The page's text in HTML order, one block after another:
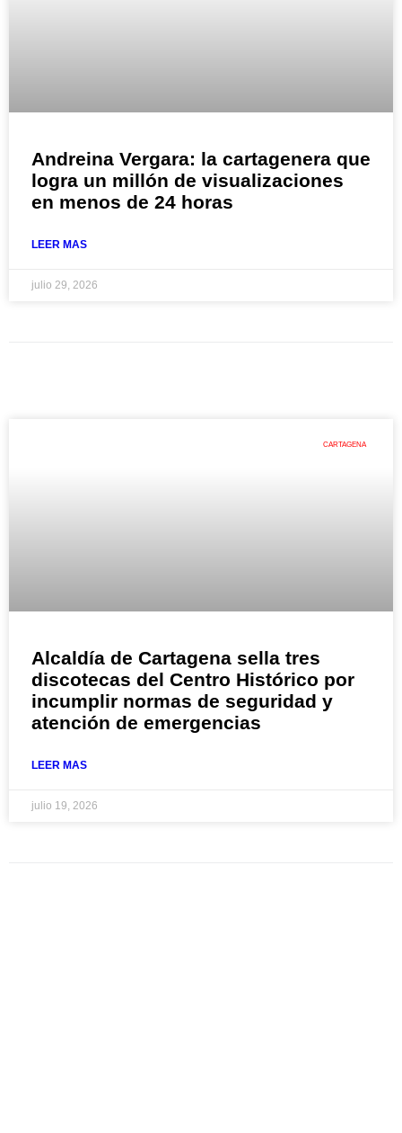
Andreina Vergara: la cartagenera que
logra un millón de visualizaciones
en menos de 24 horas
LEER MAS
julio 29, 2026
CARTAGENA
Alcaldía de Cartagena sella tres
discotecas del Centro Histórico por
incumplir normas de seguridad y
atención de emergencias
LEER MAS
julio 19, 2026